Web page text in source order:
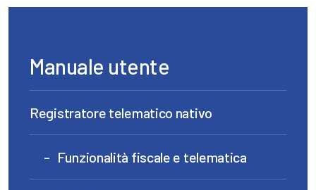
Manuale utente
Registratore telematico nativo
Funzionalità fiscale e telematica